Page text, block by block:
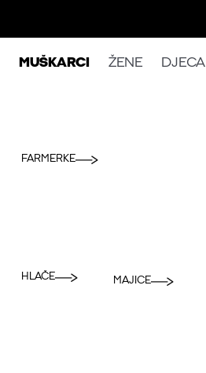
MUŠKARCI ŽENE DJECA
FARMERKE
HLAČE MAJICE